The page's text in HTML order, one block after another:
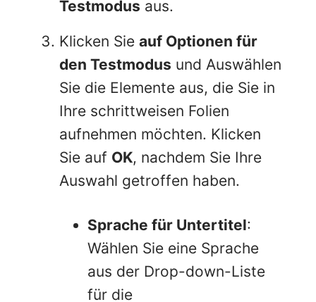
Testmodus aus.
Klicken Sie auf Optionen für
den Testmodus und Auswählen
Sie die Elemente aus, die Sie in
Ihre schrittweisen Folien
aufnehmen möchten. Klicken
Sie auf OK, nachdem Sie Ihre
Auswahl getroffen haben.
Sprache für Untertitel:
Wählen Sie eine Sprache
aus der Drop-down-Liste
für die